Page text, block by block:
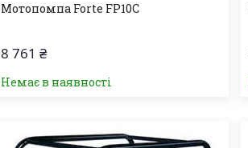
Мотопомпа Forte FP10C
8 761 ₴
Немає в наявності